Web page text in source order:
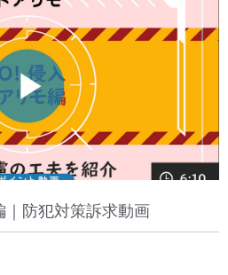
防犯対策訴求動画